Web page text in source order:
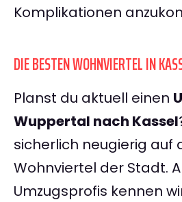
Komplikationen
DIE BESTEN WOHNVIERTEL IN
Planst du aktuell einen
Wuppertal nach Kassel
sicherlich neugierig auf
Wohnviertel der Stadt.
Umzugsprofis kennen